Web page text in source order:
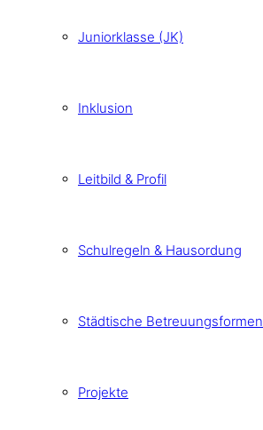
Juniorklasse (JK)
Inklusion
Leitbild & Profil
Schulregeln & Hausordung
Städtische Betreuungsformen
Projekte